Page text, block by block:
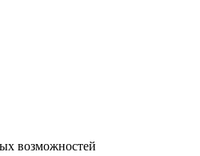
возможностей